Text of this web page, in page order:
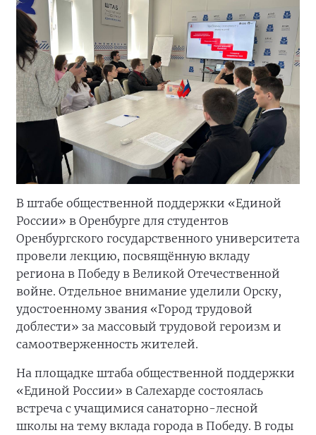
В штабе общественной поддержки «Единой
России» в Оренбурге для студентов
Оренбургского государственного университета
провели лекцию, посвящённую вкладу
региона в Победу в Великой Отечественной
войне. Отдельное внимание уделили Орску,
удостоенному звания «Город трудовой
доблести» за массовый трудовой героизм и
самоотверженность жителей.
На площадке штаба общественной поддержки
«Единой России» в Салехарде состоялась
встреча с учащимися санаторно-лесной
школы на тему вклада города в Победу. В годы